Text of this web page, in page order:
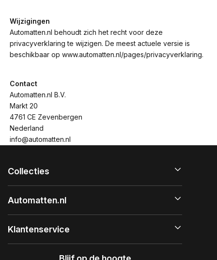
Wijzigingen
Automatten.nl behoudt zich het recht voor deze
privacyverklaring te wijzigen. De meest actuele versie is
beschikbaar op www.automatten.nl/pages/privacyverklaring.
Contact
Automatten.nl B.V.
Markt 20
4761 CE Zevenbergen
Nederland
info@automatten.nl
Collecties
Automatten.nl
Klantenservice